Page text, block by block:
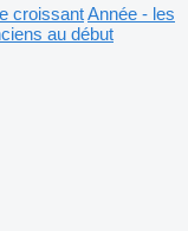
croissantAnnée - les
au début